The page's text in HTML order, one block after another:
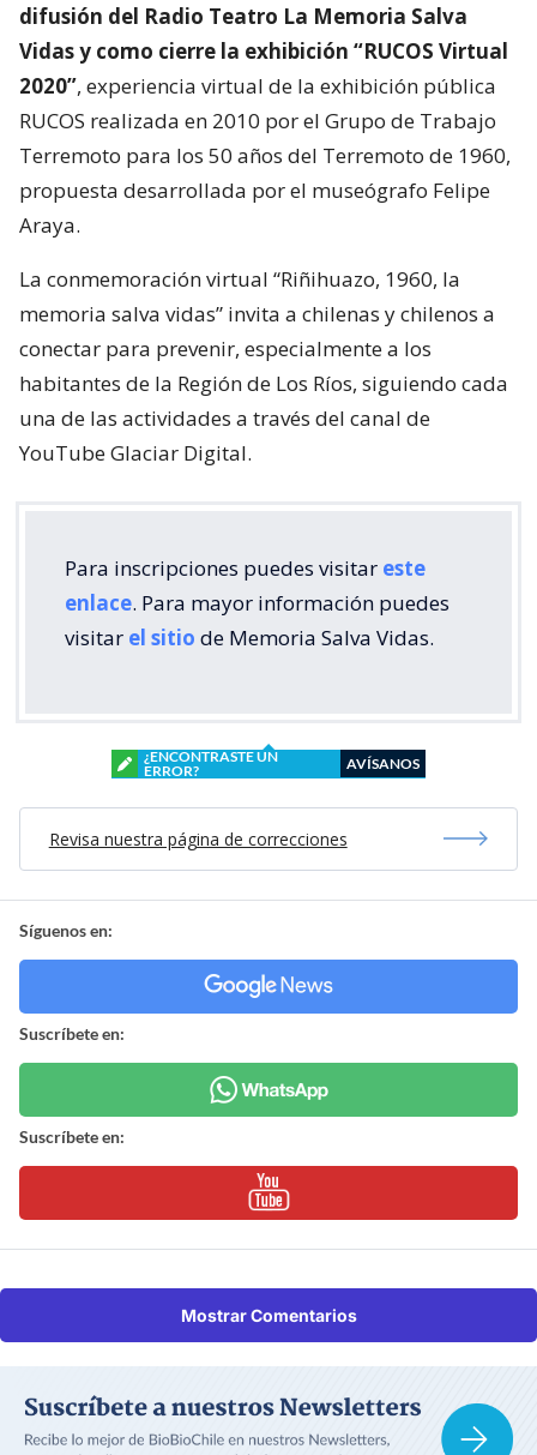
difusión del Radio Teatro La Memoria Salva
Vidas y como cierre la exhibición “RUCOS Virtual
2020”, experiencia virtual de la exhibición pública
RUCOS realizada en 2010 por el Grupo de Trabajo
Terremoto para los 50 años del Terremoto de 1960,
propuesta desarrollada por el museógrafo Felipe
Araya.
La conmemoración virtual “Riñihuazo, 1960, la
memoria salva vidas” invita a chilenas y chilenos a
conectar para prevenir, especialmente a los
habitantes de la Región de Los Ríos, siguiendo cada
una de las actividades a través del canal de
YouTube Glaciar Digital.
Para inscripciones puedes visitar este
enlace. Para mayor información puedes
visitar el sitio de Memoria Salva Vidas.
¿ENCONTRASTE UN
ERROR?
AVÍSANOS
Revisa nuestra página de correcciones
Síguenos en:
Suscríbete en:
Suscríbete en:
Mostrar Comentarios